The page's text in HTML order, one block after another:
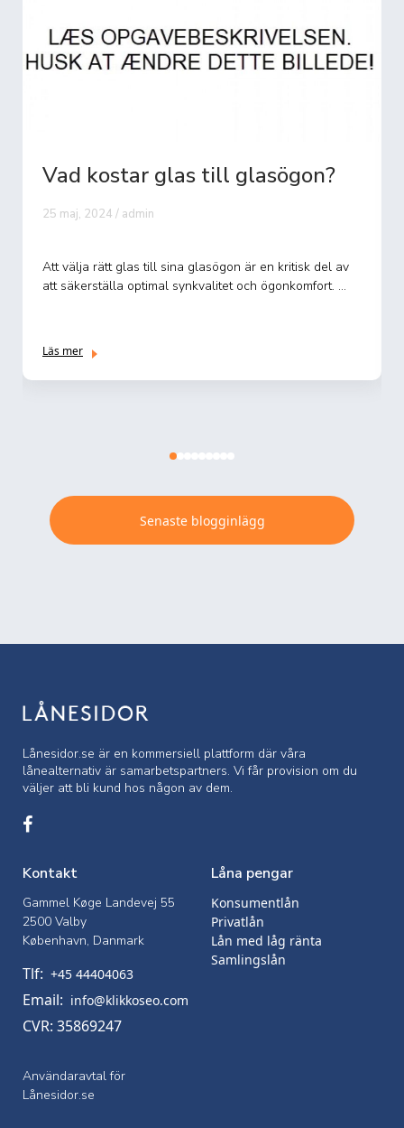
Vad kostar college i USA?
27 maj, 2024 / admin
Att studera på college i USA är en dröm för många
internationella studenter, inklusive svenskar. Den
Senaste blogginlägg
Lånesidor.se är en kommersiell plattform där våra
lånealternativ är samarbetspartners. Vi får provision om du
väljer att bli kund hos någon av dem.
Kontakt
Gammel Køge Landevej 55
2500 Valby
København, Danmark
Tlf: +45 44404063
Email: info@klikkoseo.com
CVR: 35869247
Användaravtal för
Lånesidor.se
Låna pengar
Konsumentlån
Privatlån
Lån med låg ränta
Samlingslån